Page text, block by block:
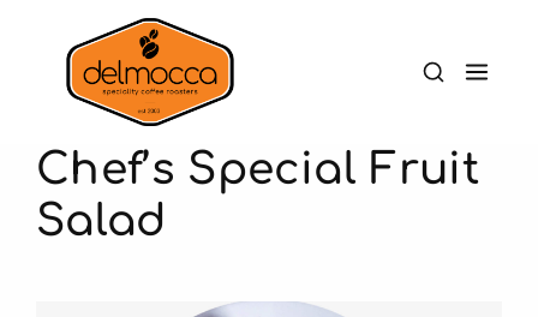
Chef’s Special Fruit
Salad